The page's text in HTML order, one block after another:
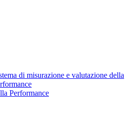
di misurazione e valutazione della
Performance